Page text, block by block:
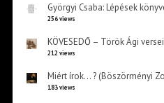
Györgyi Csaba: Lépések
256 views
KÖVESEDŐ – Török Ági versei
212 views
Miért írok… ? (Böszörményi
183 views